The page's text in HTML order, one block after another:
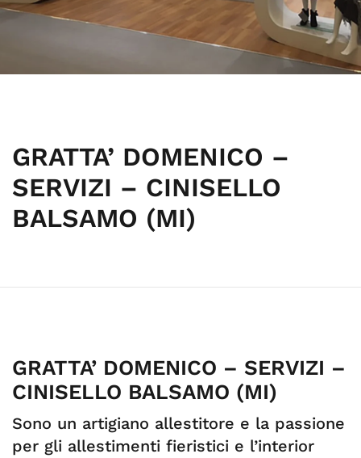
GRATTA’ DOMENICO –
SERVIZI – CINISELLO
BALSAMO (MI)
GRATTA’ DOMENICO – SERVIZI –
CINISELLO BALSAMO (MI)
Sono un artigiano allestitore e la passione
per gli allestimenti fieristici e l’interior